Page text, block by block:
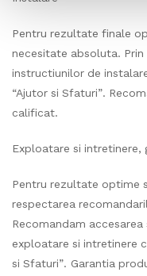
Pentru rezultate finale
necesitate absoluta.
instructiunilor de
“Ajutor si Sfaturi”.
calificat.
Exploatare si intretinere,
Pentru rezultate optime
respectarea
Recomandam
exploatare si intretinere
si Sfaturi”. Garantia